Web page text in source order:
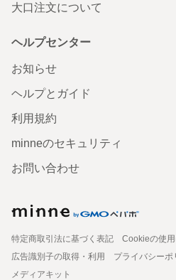
大口注文について
ヘルプセンター
お知らせ
ヘルプとガイド
利用規約
minneのセキュリティ
お問い合わせ
特定商取引法に基づく表記
Cookieの使
広告識別子の取得・利用
プライバシーポ
メディアキット